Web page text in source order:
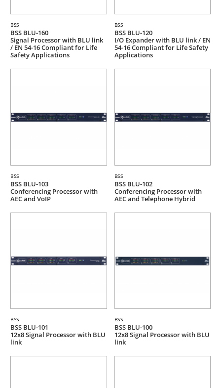
BSS
BSS BLU-160
Signal Processor with BLU link
/ EN 54-16 Compliant for Life
Safety Applications
BSS
BSS BLU-120
I/O Expander with BLU link / EN
54-16 Compliant for Life Safety
Applications
BSS
BSS BLU-103
Conferencing Processor with
AEC and VoIP
BSS
BSS BLU-102
Conferencing Processor with
AEC and Telephone Hybrid
BSS
BSS BLU-101
12x8 Signal Processor with BLU
link
BSS
BSS BLU-100
12x8 Signal Processor with BLU
link